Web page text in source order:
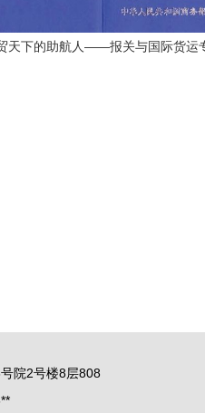
天下的助航人——报关与国际货运
院2号楼8层808